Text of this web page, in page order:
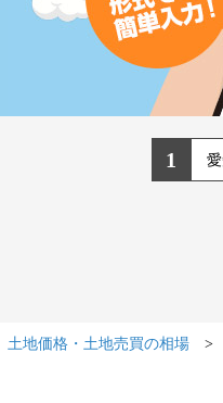
1
土地価格・土地売買の相場